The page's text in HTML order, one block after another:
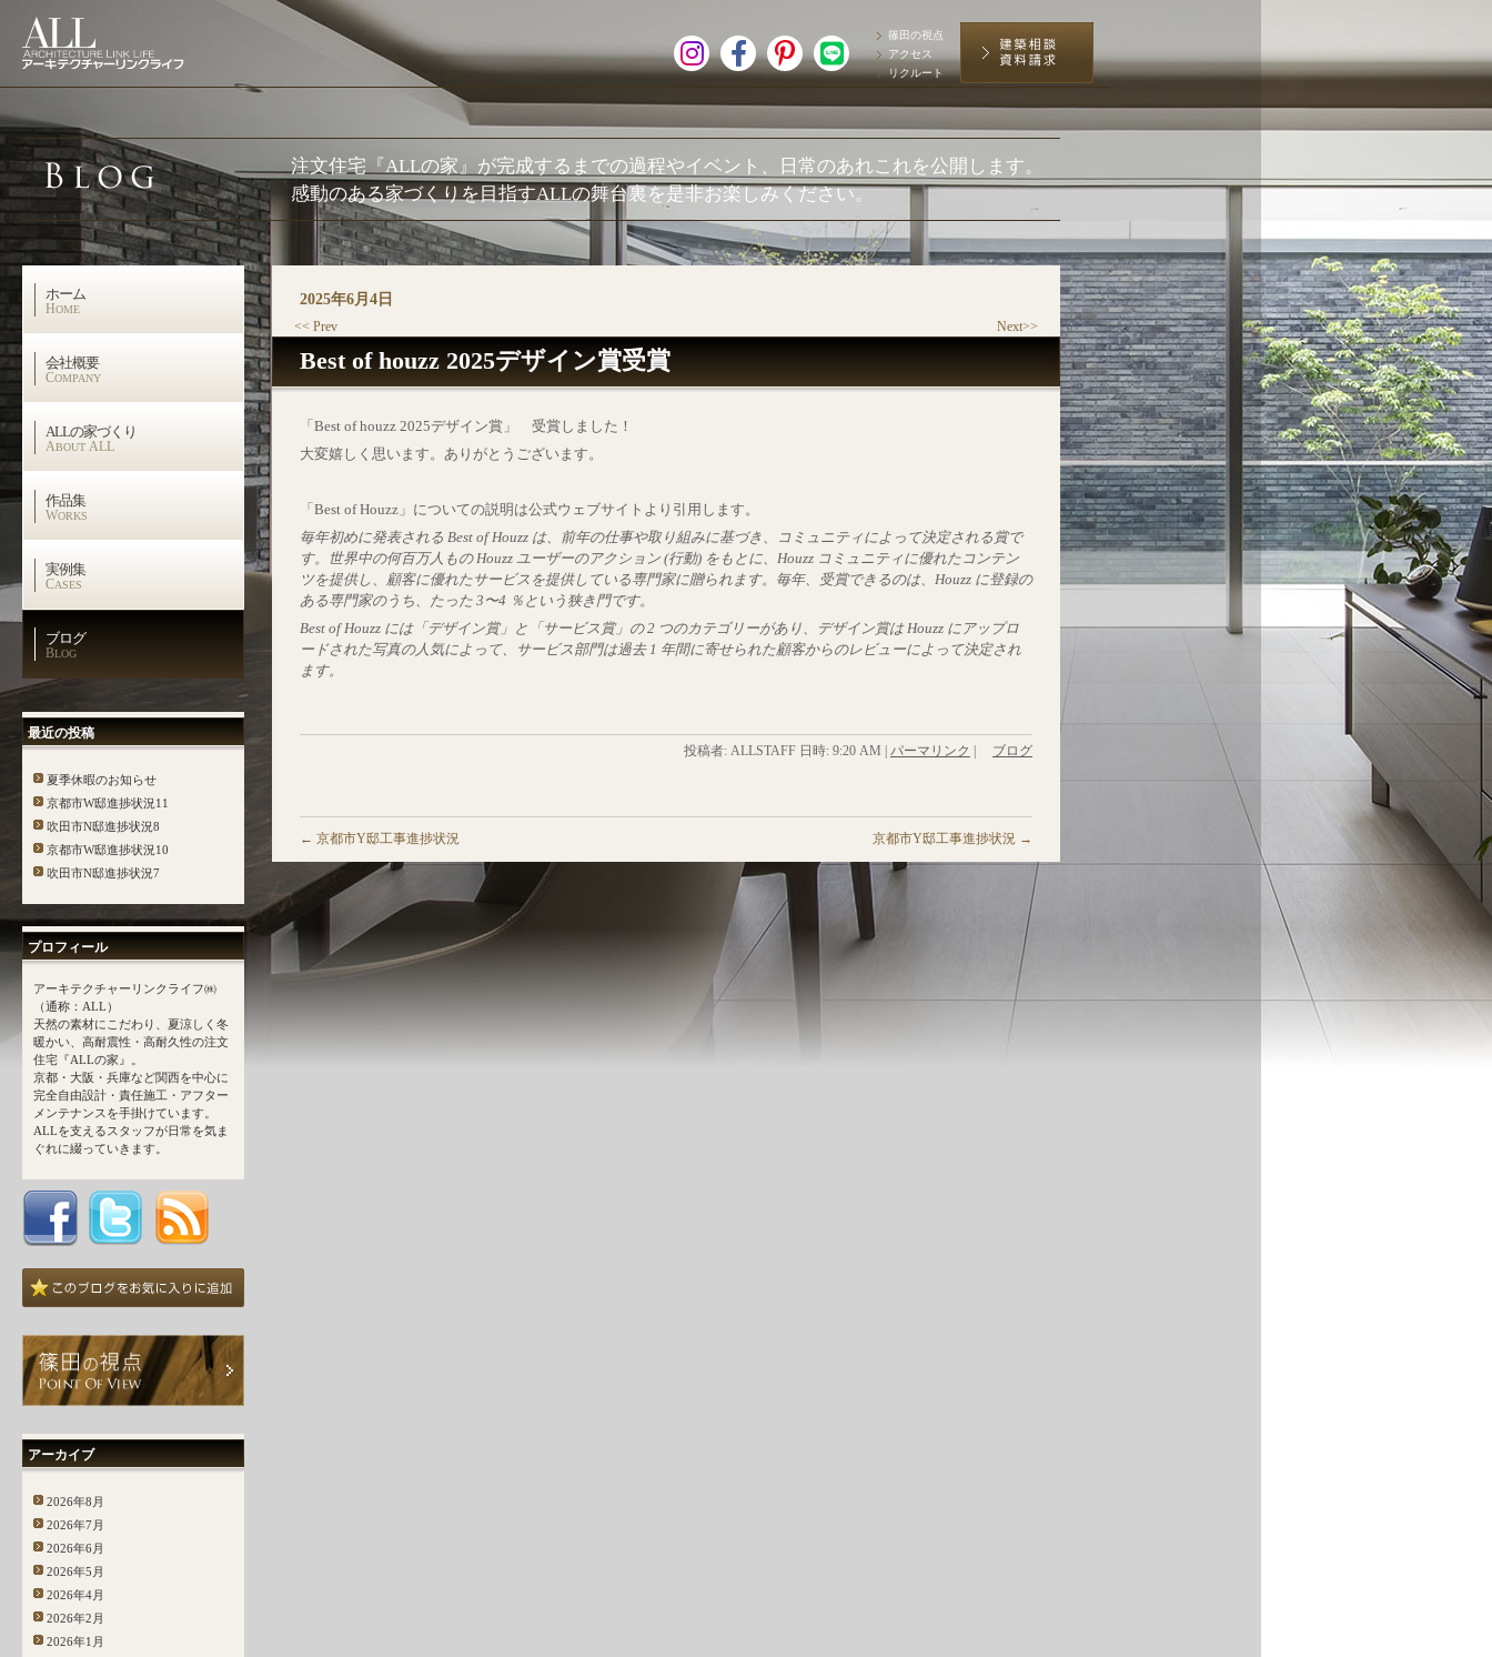
篠田の視点
アクセス
リクルート
注文住宅『ALLの家』が完成するまでの過程やイベント、日常のあれこれを公開します。
感動のある家づくりを目指すALLの舞台裏を是非お楽しみください。
ホーム
HOME
会社概要
COMPANY
ALLの家づくり
ABOUT ALL
作品集
WORKS
実例集
CASES
ブログ
BLOG
最近の投稿
夏季休暇のお知らせ
京都市W邸進捗状況11
吹田市N邸進捗状況8
京都市W邸進捗状況10
吹田市N邸進捗状況7
プロフィール
アーキテクチャーリンクライフ㈱
（通称：ALL）
天然の素材にこだわり、夏涼しく冬
暖かい、高耐震性・高耐久性の注文
住宅『ALLの家』。
京都・大阪・兵庫など関西を中心に
完全自由設計・責任施工・アフター
メンテナンスを手掛けています。
ALLを支えるスタッフが日常を気ま
ぐれに綴っていきます。
アーカイブ
2026年8月
2026年7月
2026年6月
2026年5月
2026年4月
2026年2月
2026年1月
2025年6月4日
<< Prev Next>>
Best of houzz 2025デザイン賞受賞
「Best of houzz 2025デザイン賞」 受賞しました！
大変嬉しく思います。ありがとうございます。
「Best of Houzz」についての説明は公式ウェブサイトより引用します。
毎年初めに発表される Best of Houzz は、前年の仕事や取り組みに基づき、コミュニティによって決定される賞で
す。世界中の何百万人もの Houzz ユーザーのアクション (行動) をもとに、Houzz コミュニティに優れたコンテン
ツを提供し、顧客に優れたサービスを提供している専門家に贈られます。毎年、受賞できるのは、Houzz に登録の
ある専門家のうち、たった 3〜4 ％という狭き門です。
Best of Houzz には「デザイン賞」と「サービス賞」の 2 つのカテゴリーがあり、デザイン賞は Houzz にアップロ
ードされた写真の人気によって、サービス部門は過去 1 年間に寄せられた顧客からのレビューによって決定され
ます。
投稿者: ALLSTAFF 日時: 9:20 AM パーマリンク ブログ
← 京都市Y邸工事進捗状況 京都市Y邸工事進捗状況 →